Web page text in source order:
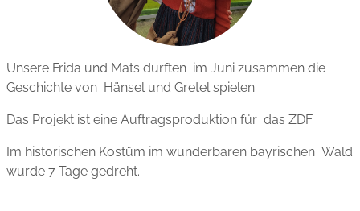
Unsere Frida und Mats durften im Juni zusammen die
Geschichte von Hänsel und Gretel spielen.
Das Projekt ist eine Auftragsproduktion für das ZDF.
Im historischen Kostüm im wunderbaren bayrischen Wald
wurde 7 Tage gedreht.